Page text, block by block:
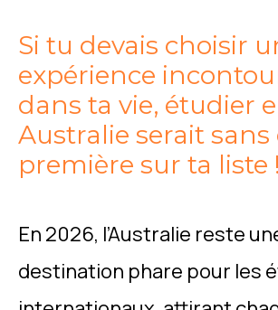
Si tu devais choisir
expérience
dans ta vie, étudier
Australie serait sans
première sur ta liste !
En 2026, l’Australie reste
destination phare pour les